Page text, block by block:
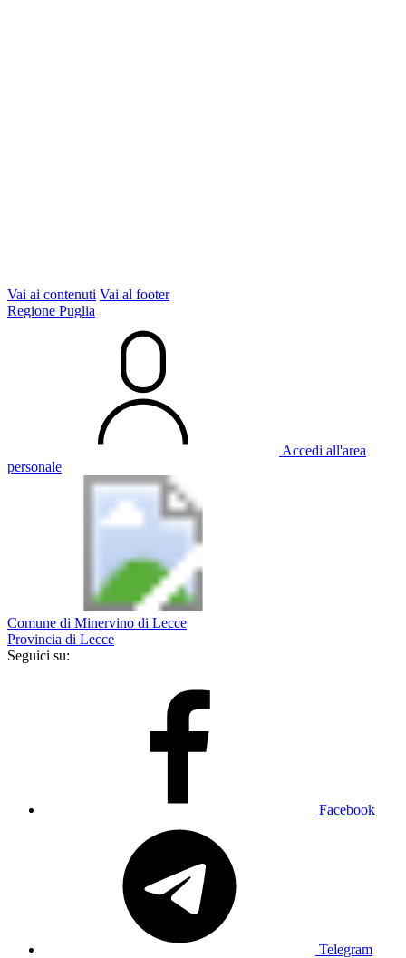
Vai ai contenuti Vai al footer
Regione Puglia
Accedi all'area
personale
Comune di Minervino di Lecce
Provincia di Lecce
Seguici su:
Facebook
Telegram